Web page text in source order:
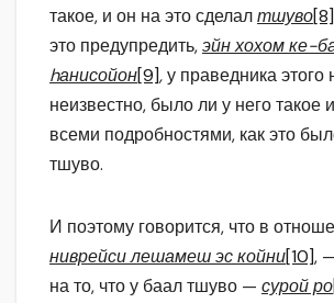
такое, и он на это сделалтшуво[8]
это предупредить,эйн хохом ке-
hанисойон[9],у праведника этого
неизвестно, было ли у него такое
всеми подробностями, как это
тшуво.
И поэтому говорится, что в
ниврейси лешамеш эс койни[10],
на то, что у баал тшуво — сурой ро